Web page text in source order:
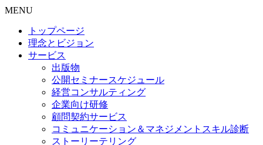
MENU
トップページ
理念とビジョン
サービス
出版物
公開セミナースケジュール
経営コンサルティング
企業向け研修
顧問契約サービス
コミュニケーション＆マネジメントスキル診断
ストーリーテリング